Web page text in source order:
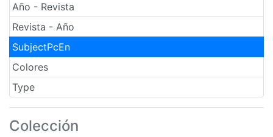
Año - Revista
Revista - Año
SubjectPcEn
Colores
Type
Colección